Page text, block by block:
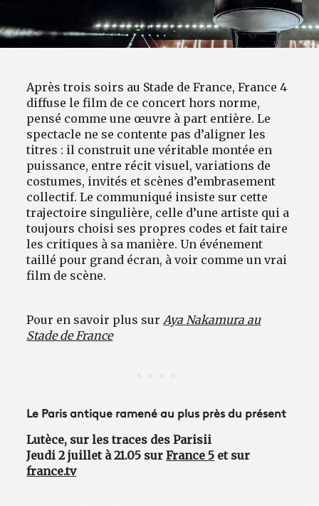
Après trois soirs au Stade de France, France 4
diffuse le film de ce concert hors norme,
pensé comme une œuvre à part entière. Le
spectacle ne se contente pas d’aligner les
titres : il construit une véritable montée en
puissance, entre récit visuel, variations de
costumes, invités et scènes d’embrasement
collectif. Le communiqué insiste sur cette
trajectoire singulière, celle d’une artiste qui a
toujours choisi ses propres codes et fait taire
les critiques à sa manière. Un événement
taillé pour grand écran, à voir comme un vrai
film de scène.
Pour en savoir plus surAya Nakamura au
Stade de France
Le Paris antique ramené au plus près du présent
Lutèce, sur les traces des Parisii
Jeudi 2 juillet à 21.05 surFrance 5 et sur
france.tv